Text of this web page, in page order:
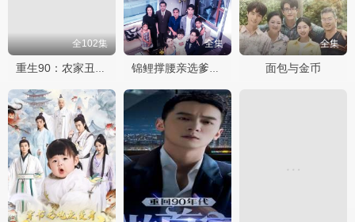
全102集
重生90：农家丑媳要翻身
全集
锦鲤撑腰亲选爹地要逆袭
全集
面包与金币